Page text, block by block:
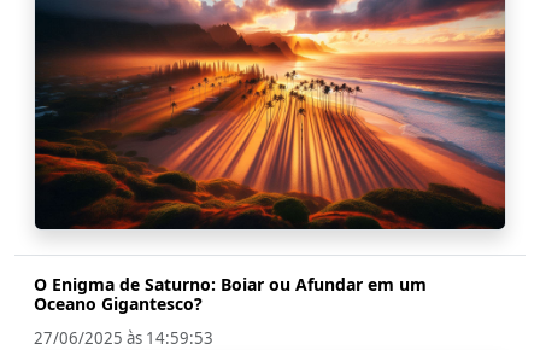
O Enigma de Saturno: Boiar ou Afundar em um
Oceano Gigantesco?
27/06/2025 às 14:59:53